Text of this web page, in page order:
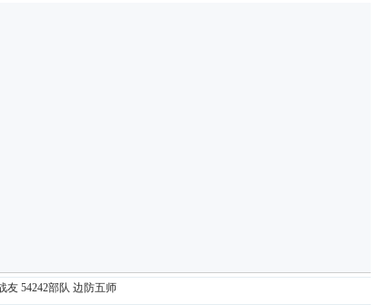
友 54242部队 边防五师